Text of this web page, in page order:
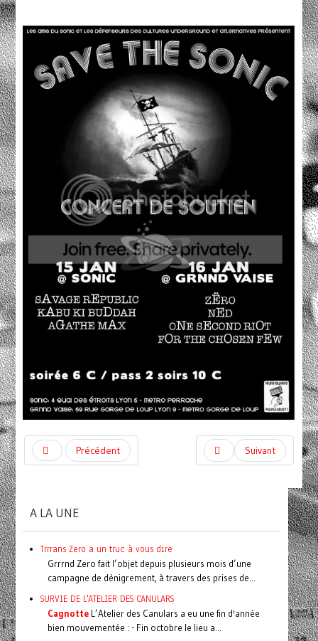
Précédent Suivant
A LA UNE
Trrrans Zero a un truc à vous dire
Grrrnd Zero fait l’objet depuis plusieurs mois d’une
campagne de dénigrement, à travers des prises de...
SURVIE DE L'ATELIER DES CANULARS
CagnotteL’Atelier des Canulars a eu une fin d'année
bien mouvementée : - Fin octobre le lieu a...